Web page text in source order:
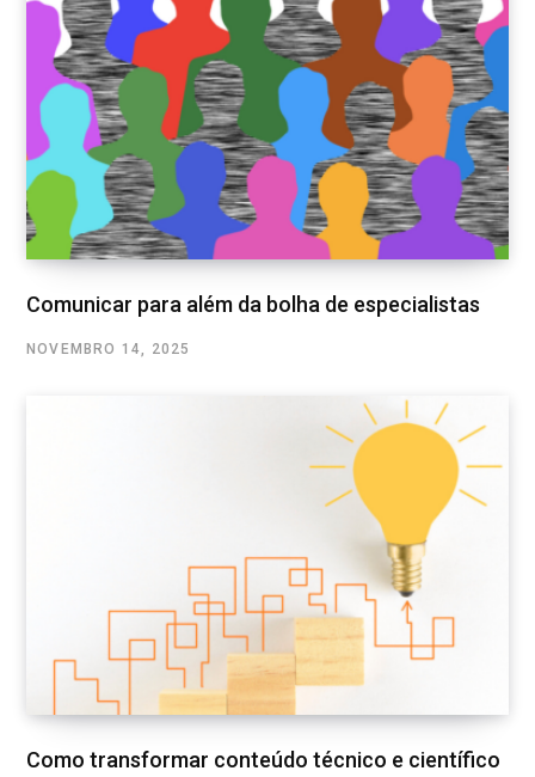
Comunicar para além da bolha de especialistas
NOVEMBRO 14, 2025
Como transformar conteúdo técnico e científico